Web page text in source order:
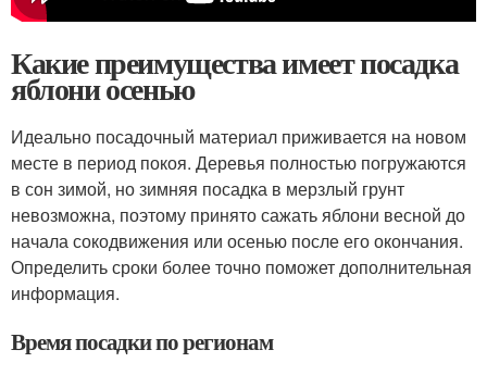
Какие преимущества имеет посадка
яблони осенью
Идеально посадочный материал приживается на новом
месте в период покоя. Деревья полностью погружаются
в сон зимой, но зимняя посадка в мерзлый грунт
невозможна, поэтому принято сажать яблони весной до
начала сокодвижения или осенью после его окончания.
Определить сроки более точно поможет дополнительная
информация.
Время посадки по регионам